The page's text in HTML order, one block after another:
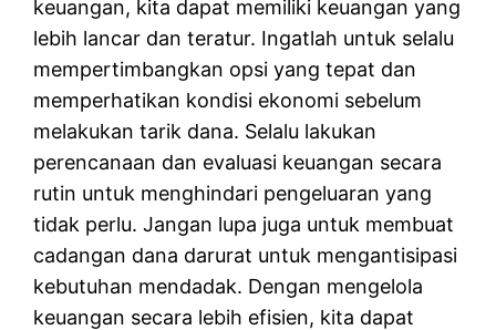
keuangan, kita dapat memiliki keuangan yang
lebih lancar dan teratur. Ingatlah untuk selalu
mempertimbangkan opsi yang tepat dan
memperhatikan kondisi ekonomi sebelum
melakukan tarik dana. Selalu lakukan
perencanaan dan evaluasi keuangan secara
rutin untuk menghindari pengeluaran yang
tidak perlu. Jangan lupa juga untuk membuat
cadangan dana darurat untuk mengantisipasi
kebutuhan mendadak. Dengan mengelola
keuangan secara lebih efisien, kita dapat